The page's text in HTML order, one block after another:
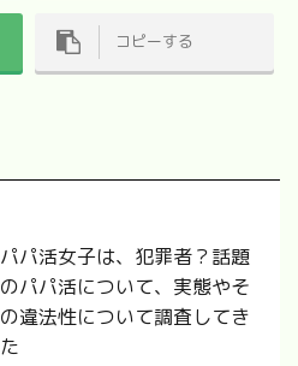
コピーする
パパ活女子は、犯罪者？話題
のパパ活について、実態やそ
の違法性について調査してき
た